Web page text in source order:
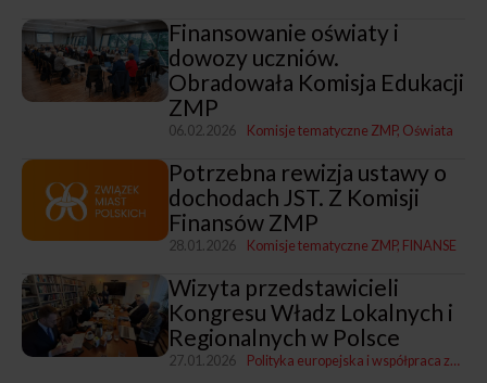
Finansowanie oświaty i
dowozy uczniów.
Obradowała Komisja Edukacji
ZMP
06.02.2026 Komisje tematyczne ZMP Oświata
Potrzebna rewizja ustawy o
dochodach JST. Z Komisji
Finansów ZMP
28.01.2026 Komisje tematyczne ZMP FINANSE
Wizyta przedstawicieli
Kongresu Władz Lokalnych i
Regionalnych w Polsce
27.01.2026 Polityka europejska i współpraca zagraniczna